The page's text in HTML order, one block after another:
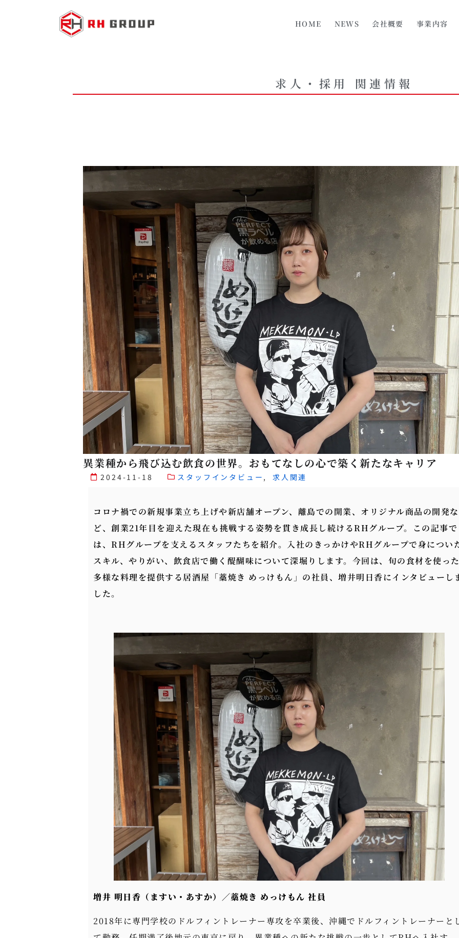
HOME NEWS 会社概要 事業内容
求人・採用 関連情報
異業種から飛び込む飲食の世界。おもてなしの心で築く新たなキャリア
2024-11-18 スタッフインタビュー ,求人関連
コロナ禍での新規事業立ち上げや新店舗オープン、離島での開業、オリジナル商品の開発な
ど、創業21年目を迎えた現在も挑戦する姿勢を貫き成長し続けるRHグループ。この記事で
は、RHグループを支えるスタッフたちを紹介。入社のきっかけやRHグループで身につい
スキル、やりがい、飲食店で働く醍醐味について深堀りします。今回は、旬の食材を使った
多様な料理を提供する居酒屋「藁焼き めっけもん」の社員、増井明日香にインタビューし
した。
増井 明日香（ますい・あすか）／藁焼き めっけもん 社員
2018年に専門学校のドルフィントレーナー専攻を卒業後、沖縄でドルフィントレーナーと